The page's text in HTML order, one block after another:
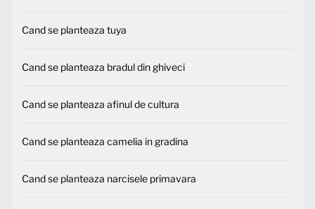
Cand se planteaza tuya
Cand se planteaza bradul din ghiveci
Cand se planteaza afinul de cultura
Cand se planteaza camelia in gradina
Cand se planteaza narcisele primavara